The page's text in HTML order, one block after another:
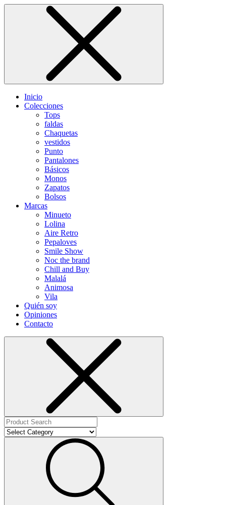
Inicio
Colecciones
Tops
faldas
Chaquetas
vestidos
Punto
Pantalones
Básicos
Monos
Zapatos
Bolsos
Marcas
Minueto
Lolina
Aire Retro
Pepaloves
Smile Show
Noc the brand
Chill and Buy
Malalá
Animosa
Vila
Quién soy
Opiniones
Contacto